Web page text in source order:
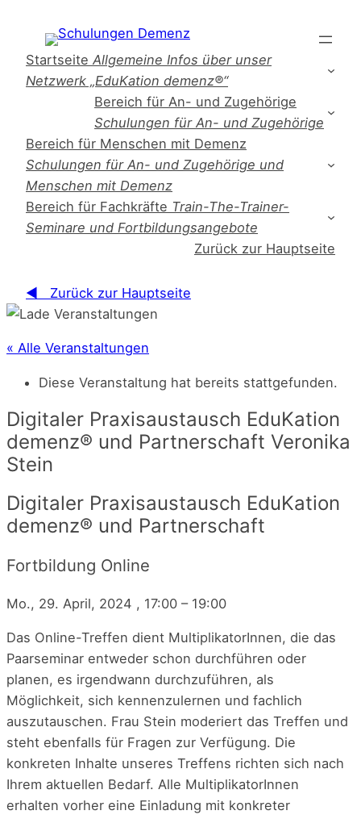
Startseite Allgemeine Infos über unser
Netzwerk „EduKation demenz®“
Bereich für An- und Zugehörige
Schulungen für An- und Zugehörige
Bereich für Menschen mit Demenz
Schulungen für An- und Zugehörige und
Menschen mit Demenz
Bereich für Fachkräfte Train-The-Trainer-
Seminare und Fortbildungsangebote
Zurück zur Hauptseite
◀ Zurück zur Hauptseite
« Alle Veranstaltungen
Diese Veranstaltung hat bereits stattgefunden.
Digitaler Praxisaustausch EduKation
demenz® und Partnerschaft Veronika
Stein
Digitaler Praxisaustausch EduKation
demenz® und Partnerschaft
Fortbildung Online
Mo., 29. April, 2024 , 17:00 – 19:00
Das Online-Treffen dient MultiplikatorInnen, die das
Paarseminar entweder schon durchführen oder
planen, es irgendwann durchzuführen, als
Möglichkeit, sich kennenzulernen und fachlich
auszutauschen. Frau Stein moderiert das Treffen und
steht ebenfalls für Fragen zur Verfügung. Die
konkreten Inhalte unseres Treffens richten sich nach
Ihrem aktuellen Bedarf. Alle MultiplikatorInnen
erhalten vorher eine Einladung mit konkreter